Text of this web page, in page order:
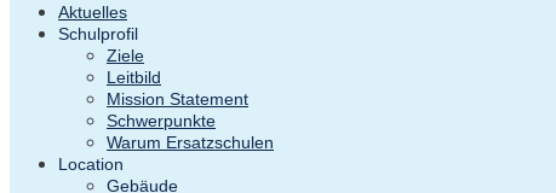
Aktuelles
Schulprofil
Ziele
Leitbild
Mission Statement
Schwerpunkte
Warum Ersatzschulen
Location
Gebäude